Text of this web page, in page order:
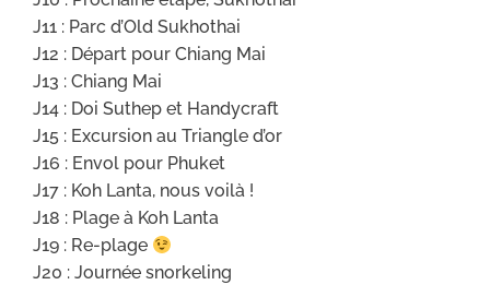
J11 : Parc d’Old Sukhothai
J12 : Départ pour Chiang Mai
J13 : Chiang Mai
J14 : Doi Suthep et Handycraft
J15 : Excursion au Triangle d’or
J16 : Envol pour Phuket
J17 : Koh Lanta, nous voilà !
J18 : Plage à Koh Lanta
J19 : Re-plage
J20 : Journée snorkeling